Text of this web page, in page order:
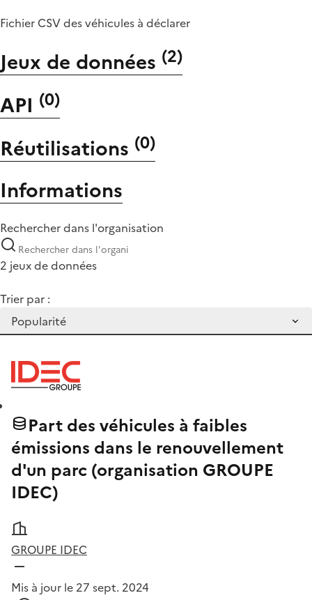
Fichier CSV des véhicules à déclarer
Jeux de données (2)
API (0)
Réutilisations (0)
Informations
Rechercher dans l'organisation
2 jeux de données
Trier par :
Part des véhicules à faibles
émissions dans le renouvellement
d'un parc (organisation GROUPE
IDEC)
GROUPE IDEC
Mis à jour le 27 sept. 2024